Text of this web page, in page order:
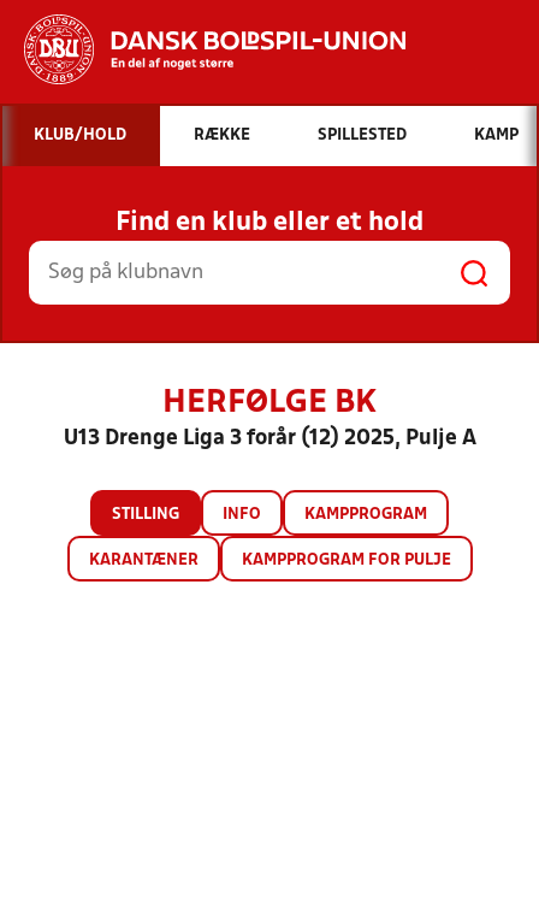
Hvad vil du søge efter?
INDHOLD OG NYHEDER
STILLINGER, RESULTATER, KLUBBER OG
HOLD
KLUB/HOLD RÆKKE SPILLESTED KAMP
Find en klub eller et hold
HERFØLGE BK
U13 Drenge Liga 3 forår (12) 2025, Pulje A
STILLING INFO KAMPPROGRAM
KARANTÆNER KAMPPROGRAM FOR PULJE